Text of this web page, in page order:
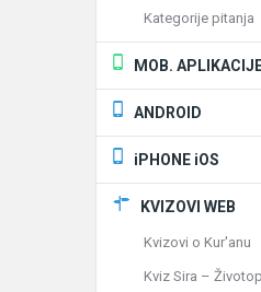
Kategorije pitanja
MOB.
ANDROID
iPHONE iOS
KVIZOVI WEB
Kvizovi o Kur'anu
Kviz Sira –